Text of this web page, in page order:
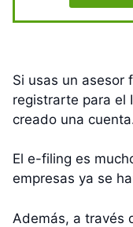
Si usas un asesor
registrarte para el
creado una
El e-filing es
empresas ya se
Además, a través